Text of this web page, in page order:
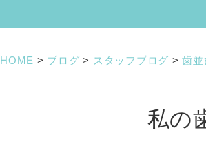
HOME > ブログ > スタッフブログ >歯並
私の